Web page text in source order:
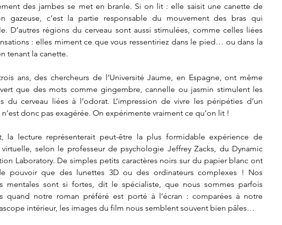
des jambes se met en branle. Si on lit : elle saisit une canette de
gazeuse, c’est la partie responsable du mouvement des bras qui
D’autres régions du cerveau sont aussi stimulées, comme celles liées
: elles miment ce que vous ressentiriez dans le pied… ou dans la
tenant la canette.
ans, des chercheurs de l’Université Jaume, en Espagne, ont même
que des mots comme gingembre, cannelle ou jasmin stimulent les
du cerveau liées à l’odorat. L’impression de vivre les péripéties d’un
n’est donc pas exagérée. On expérimente vraiment ce qu’on lit !
la lecture représenterait peut-être la plus formidable expérience de
virtuelle, selon le professeur de psychologie Jeffrey Zacks, du Dynamic
Laboratory. De simples petits caractères noirs sur du papier blanc ont
pouvoir que des lunettes 3D ou des ordinateurs complexes ! Nos
mentales sont si fortes, dit le spécialiste, que nous sommes parfois
quand notre roman préféré est porté à l’écran : comparées à notre
intérieur, les images du film nous semblent souvent bien pâles…